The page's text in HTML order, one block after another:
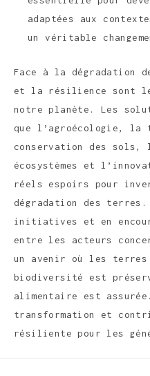
adaptées aux
un véritable
Face à la dégradation
et la résilience sont
notre planète. Les
que l’agroécologie, la
conservation des sols,
écosystèmes et
réels espoirs pour
dégradation des
initiatives et en
entre les acteurs
un avenir où les
biodiversité est
alimentaire est
transformation et
résiliente pour les